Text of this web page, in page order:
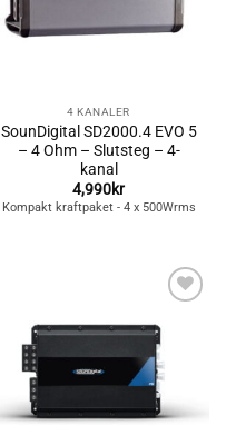
4 KANALER
SounDigital SD2000.4 EVO 5
– 4 Ohm – Slutsteg – 4-
kanal
4,990kr
Kompakt kraftpaket - 4 x 500Wrms
Lägg till i
önskelistan